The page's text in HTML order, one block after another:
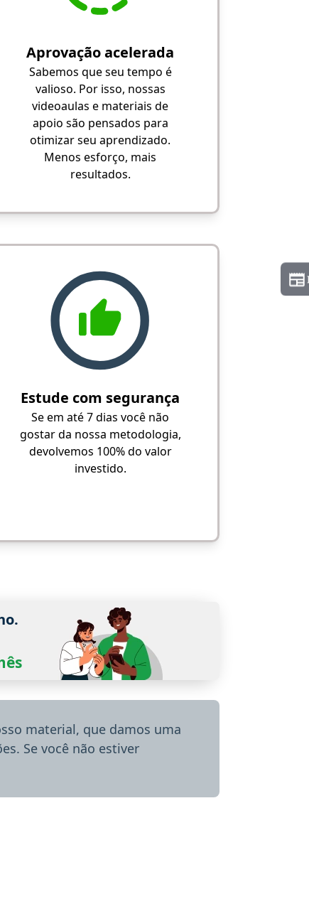
Aprovação acelerada
Sabemos que seu tempo é
valioso. Por isso, nossas
videoaulas e materiais de
apoio são pensados para
otimizar seu aprendizado.
Menos esforço, mais
resultados.
Estude com segurança
Se em até 7 dias você não
gostar da nossa metodologia,
devolvemos 100% do valor
investido.
material, que damos uma
Se você não estiver